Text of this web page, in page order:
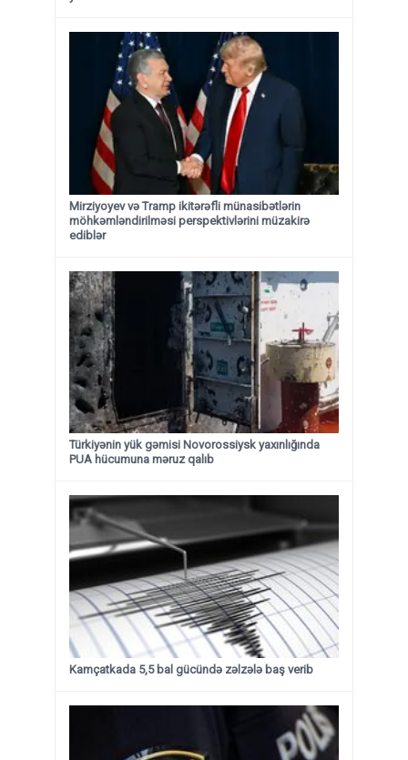
Mirziyoyev və Tramp ikitərəfli münasibətlərin
möhkəmləndirilməsi perspektivlərini müzakirə
ediblər
Türkiyənin yük gəmisi Novorossiysk yaxınlığında
PUA hücumuna məruz qalıb
Kamçatkada 5,5 bal gücündə zəlzələ baş verib